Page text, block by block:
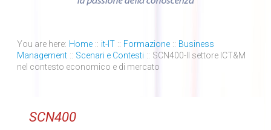
You are here: Home :: it-IT :: Formazione :: Business
Management :: Scenari e Contesti :: SCN400-Il settore ICT&M
nel contesto economico e di mercato
SCN400